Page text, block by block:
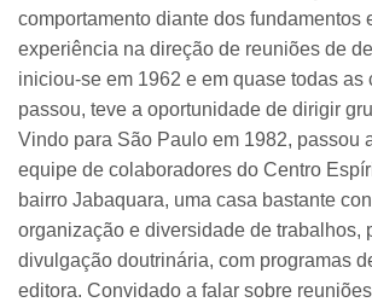
comportamento diante dos fundamentos
experiência na direção de reuniões de
iniciou-se em 1962 e em quase todas as
passou, teve a oportunidade de dirigir
Vindo para São Paulo em 1982, passou
equipe de colaboradores do Centro
bairro Jabaquara, uma casa bastante
organização e diversidade de trabalhos,
divulgação doutrinária, com programas
editora. Convidado a falar sobre